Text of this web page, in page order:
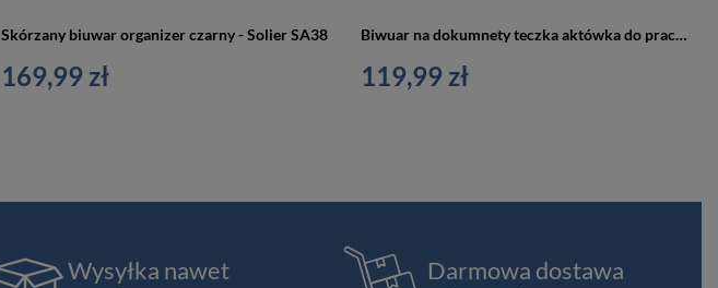
Skórzany biuwar organizer czarny - Solier SA38
169,99 zł
Biwuar na dokumnety teczka aktówka do pracy czarna - ST08 BL
119,99 zł
Wysyłka nawet
Darmowa dostawa